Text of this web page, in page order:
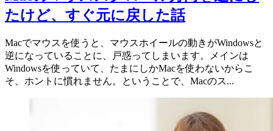
たけど、すぐ元に戻した話
Macでマウスを使うと、マウスホイールの動きがWindowsと
逆になっていることに、戸惑ってしまいます。メインは
Windowsを使っていて、たまにしかMacを使わないからこ
そ、ホントに慣れません。ということで、Macのス...